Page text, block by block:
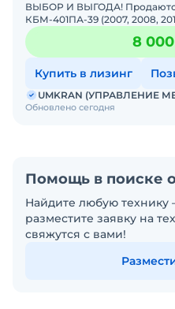
ВЫБОР И ВЫГОДА!
КБМ-401ПА-39 (2007, 2008,
СУПЕРПРЕДЛОЖЕНИЕ ДЛЯ
выбора и
8
Купить в лизинг
Обновлено сегодня
UMKRAN (УПРАВЛЕНИЕ
Помощь в поиске
Найдите любую технику
разместите заявку на
свяжутся с вами!